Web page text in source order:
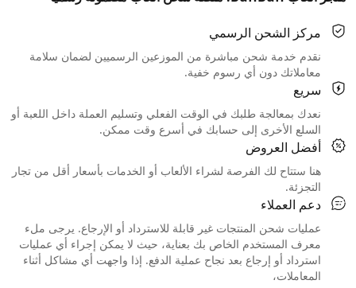
مركز الشحن الرسمي
نقدم خدمة شحن مباشرة من الموزعين الرسميين لضمان سلامة
معاملاتك دون أي رسوم خفية.
سريع
نعدك بمعالجة طلبك في الوقت الفعلي وتسليم العملة داخل اللعبة أو
السلع الأخرى إلى حسابك في أسرع وقت ممكن.
أفضل العروض
هنا ستتاح لك الفرصة لشراء الألعاب أو الخدمات بأسعار أقل من تجار
التجزئة.
دعم العملاء
عمليات شحن المنتجات غير قابلة للاسترداد أو الإرجاع. يرجى ملء
معرف المستخدم الخاص بك بعناية، حيث لا يمكن إجراء أي عمليات
استرداد أو إرجاع بعد نجاح عملية الدفع. إذا واجهت أي مشاكل أثناء
المعاملات،